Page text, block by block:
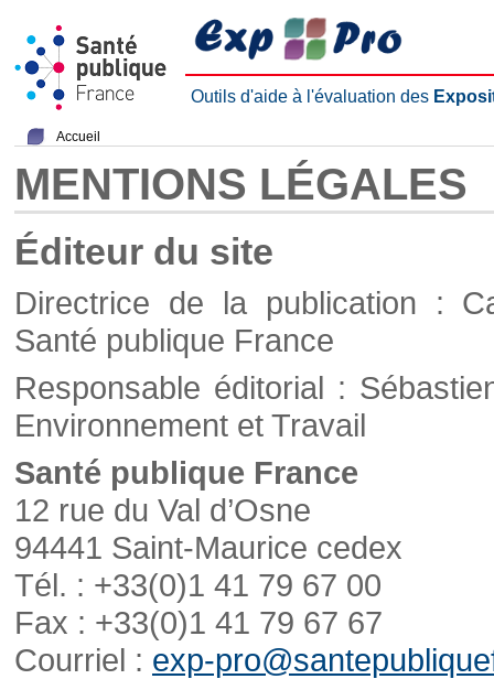
Outils d'aide à l'évaluation des
Accueil
MENTIONS LÉGALES
Éditeur du site
Directrice de la publication :
Santé publique France
Responsable éditorial :
Environnement et Travail
Santé publique France
12 rue du Val d’Osne
94441 Saint-Maurice cedex
Tél. : +33(0)1 41 79 67 00
Fax : +33(0)1 41 79 67 67
Courriel : exp-